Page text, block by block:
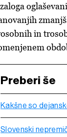
in
Preberi še
Kakšne so
Slovenski